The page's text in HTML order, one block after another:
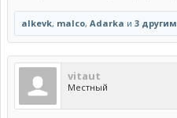
alkevk, malco, Adarka и 3 другим
vitaut
Местный